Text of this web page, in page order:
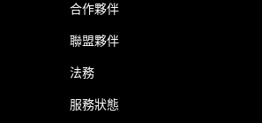
合作夥伴
聯盟夥伴
法務
服務狀態